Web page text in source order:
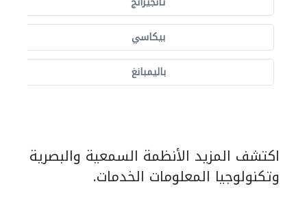
بيكاسي
باليمبانغ
اكتشف المزيد الأنظمة السمعية والبصرية
وتكنولوجيا المعلومات الخدمات.